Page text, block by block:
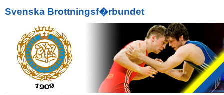
Svenska Brottningsf�rbundet